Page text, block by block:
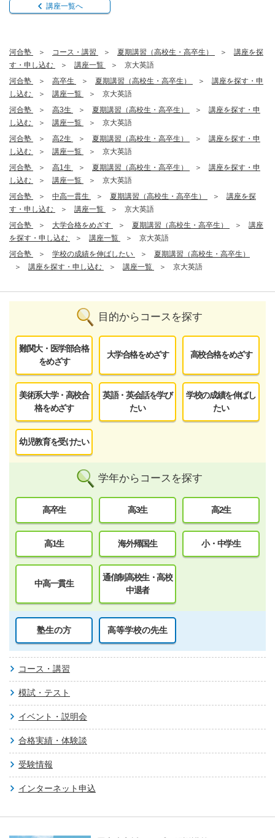
講座一覧へ
河合塾 コース・講習 夏期講習（高校生・高卒生）
講座を探
す・申し込む
講座一覧
京大英語
河合塾
高卒生 夏期講習（高校生・高卒生）
講座を探す・申
し込む
講座一覧
京大英語
河合塾
高3生 夏期講習（高校生・高卒生）
講座を探す・申
し込む
講座一覧
京大英語
河合塾
高2生 夏期講習（高校生・高卒生）
講座を探す・申
し込む
講座一覧
京大英語
河合塾
高1生 夏期講習（高校生・高卒生）
講座を探す・申
し込む
講座一覧
京大英語
河合塾
中高一貫生 夏期講習（高校生・高卒生）
講座を探
す・申し込む
講座一覧
京大英語
河合塾
大学合格をめざす 夏期講習（高校生・高卒生）
講座
を探す・申し込む
講座一覧
京大英語
河合塾
学校の成績を伸ばしたい
夏期講習（高校生・高卒生）
講座を探す・申し込む
講座一覧 京大英語
目的からコースを探す
難関大・医学部合格
をめざす
大学合格をめざす 高校合格をめざす
美術系大学・高校合
格をめざす
英語・英会話を学び
たい
学校の成績を伸ばし
たい
幼児教育を受けたい
学年からコースを探す
高卒生 高3生 高2生
高1生 海外帰国生 小・中学生
中高一貫生
通信制高校生・高校
中退者
塾生の方 高等学校の先生
コース・講習
模試・テスト
イベント・説明会
合格実績・体験談
受験情報
インターネット申込